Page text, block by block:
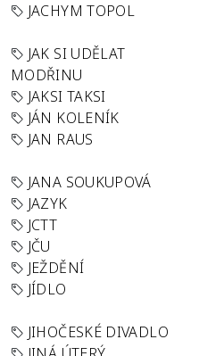
JACHYM TOPOL
JAK SI UDĚLAT
MODŘINU
JAKSI TAKSI
JÁN KOLENÍK
JAN RAUS
JANA SOUKUPOVÁ
JAZYK
JCTT
JČU
JEŽDĚNÍ
JÍDLO
JIHOČESKÉ DIVADLO